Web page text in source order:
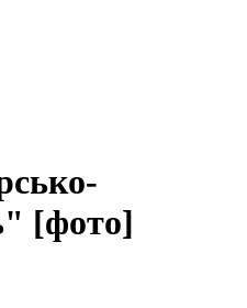
[фото]